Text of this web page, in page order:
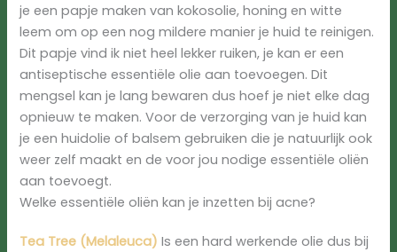
je een papje maken van kokosolie, honing en witte
leem om op een nog mildere manier je huid te reinigen.
Dit papje vind ik niet heel lekker ruiken, je kan er een
antiseptische essentiële olie aan toevoegen. Dit
mengsel kan je lang bewaren dus hoef je niet elke dag
opnieuw te maken. Voor de verzorging van je huid kan
je een huidolie of balsem gebruiken die je natuurlijk ook
weer zelf maakt en de voor jou nodige essentiële oliën
aan toevoegt.
Welke essentiële oliën kan je inzetten bij acne?
Tea Tree (Melaleuca) Is een hard werkende olie dus bij